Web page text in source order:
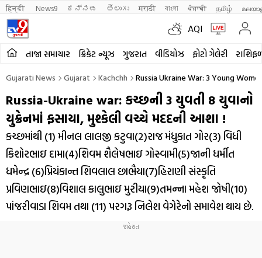
हिन्दी News9 ಕನ್ನಡ తెలుగు मराठी বাংলা ਪੰਜਾਬੀ தமிழ்
AQI
તાજા સમાચાર ક્રિકેટ ન્યૂઝ ગુજરાત વીડિયોઝ ફોટો ગેલેરી
Gujarati News Gujarat Kachchh Russia Ukraine War: 3 Young
Russia-Ukraine war: કચ્છની 3 યુવતી 8 યુવાનો
યુક્રેનમાં ફસાયા, મુશ્કેલી વચ્ચે મદદની આશા !
કચ્છમાંથી (1) મીનલ લાલજી કટુવા(2)રાજ મંધુકાત ગોર(3) વિધી
કિશોરભાઇ દામા(4)શિવમ શૈલેષભાઇ ગોસ્વામી(5)જાની ધર્મીત
ધમેન્દ્ર (6)પ્રિયંકાન્ત શિવલાલ છાભૈયા(7)હિરાણી સંસ્કૃતિ
પ્રવિણભાઇ(8)વિશાલ કાલુભાઇ મુરીયા(9)તમન્ના મહેશ જોષી(10)
પાંજરીવાડા શિવમ તથા (11) પરગરૂ નિલેશ વેગેરેનો સમાવેશ થાય છે.